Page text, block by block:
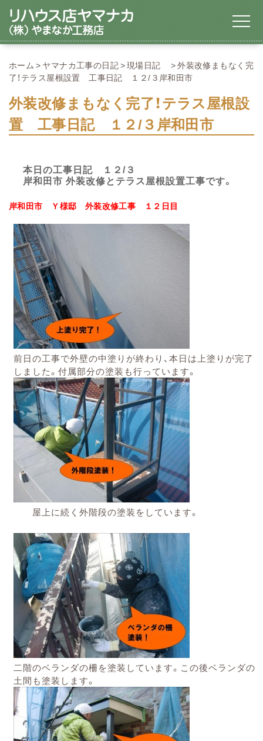
ホーム ヤマナカ工事の日記 現場日記
外装改修まもなく完
了！テラス屋根設置 工事日記 １２/３岸和田市
外装改修まもなく完了！テラス屋根設
置 工事日記 １２/３岸和田市
本日の工事日記 １２/３
岸和田市 外装改修とテラス屋根設置工事です。
岸和田市 Ｙ様邸 外装改修工事 １２ 日目
前日の工事で外壁の中塗りが終わり、本日は上塗りが完了
しました。 付属部分の塗装も行っています。
屋上に続く外階段の塗装をしています。
二階のベランダの柵を塗装しています。この後ベランダの
土間も塗装します。